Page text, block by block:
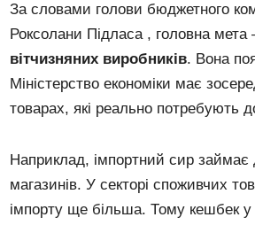
За словами голови бюджетного
Роксолани Підласа , головна
вітчизняних виробників. Вона
Міністерство економіки має
товарах, які реально потребують
Наприклад, імпортний сир
магазинів. У секторі споживчих
імпорту ще більша. Тому кешбек